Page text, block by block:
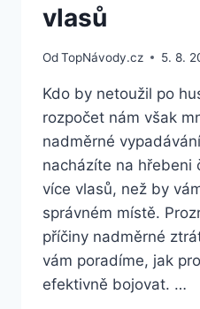
vlasů
OdTopNávody.cz 5. 8.
Kdo by netoužil po
rozpočet nám však
nadměrné
nacházíte na hřebeni
více vlasů, než by
správném místě.
příčiny nadměrné
vám poradíme, jak
efektivně bojovat. …